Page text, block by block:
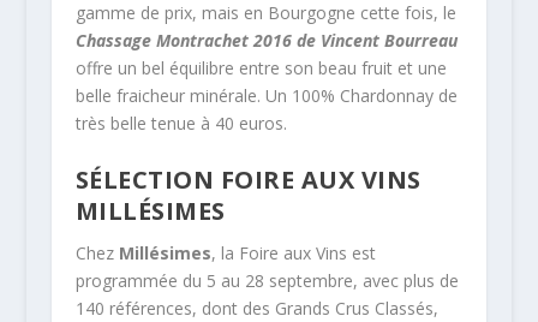
gamme de prix, mais en Bourgogne cette fois, le
Chassage Montrachet 2016 de Vincent Bourreau
offre un bel équilibre entre son beau fruit et une
belle fraicheur minérale. Un 100% Chardonnay de
très belle tenue à 40 euros.
SÉLECTION FOIRE AUX VINS
MILLÉSIMES
Chez Millésimes, la Foire aux Vins est
programmée du 5 au 28 septembre, avec plus de
140 références, dont des Grands Crus Classés,